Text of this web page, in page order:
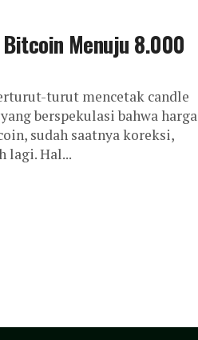
Menuju 8.000
turut mencetak candle
berspekulasi bahwa harga
sudah saatnya koreksi,
lagi. Hal...